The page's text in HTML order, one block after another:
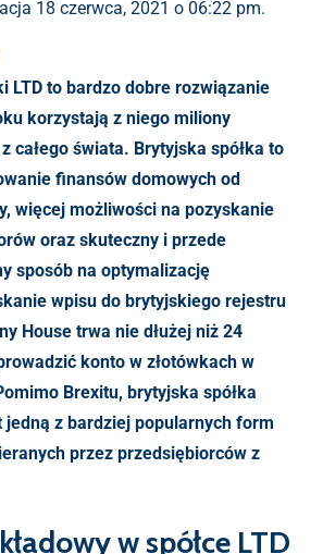
18 czerwca, 2021 o 06:22 pm.
LTD to bardzo dobre rozwiązanie
korzystają z niego miliony
całego świata. Brytyjska spółka to
finansów domowych od
więcej możliwości na pozyskanie
oraz skuteczny i przede
sposób na optymalizację
wpisu do brytyjskiego rejestru
House trwa nie dłużej niż 24
konto w złotówkach w
Brexitu, brytyjska spółka
jedną z bardziej popularnych form
przez przedsiębiorców z
w spółce LTD